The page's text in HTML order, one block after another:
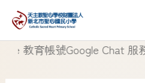
帳號Google Chat 服務將自